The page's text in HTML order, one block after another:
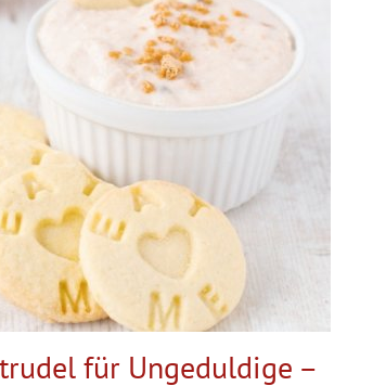
für Ungeduldige –